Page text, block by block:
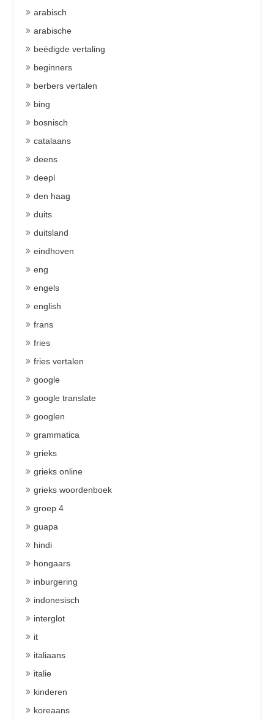
arabisch
arabische
beëdigde vertaling
beginners
berbers vertalen
bing
bosnisch
catalaans
deens
deepl
den haag
duits
duitsland
eindhoven
eng
engels
english
frans
fries
fries vertalen
google
google translate
googlen
grammatica
grieks
grieks online
grieks woordenboek
groep 4
guapa
hindi
hongaars
inburgering
indonesisch
interglot
it
italiaans
italie
kinderen
koreaans